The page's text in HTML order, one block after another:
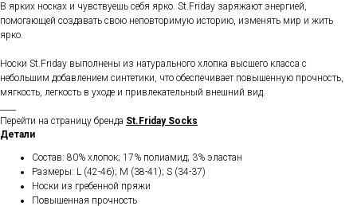
В ярких носках и чувствуешь себя ярко. St.Friday заряжают энергией,
помогающей создавать свою неповторимую историю, изменять мир и жить
ярко.
Носки St.Friday выполнены из натурального хлопка высшего класса с
небольшим добавлением синтетики, что обеспечивает повышенную прочность,
мягкость, легкость в уходе и привлекательный внешний вид.
Перейти на страницу бренда St.Friday Socks
Детали
Состав: 80% хлопок; 17% полиамид; 3% эластан
Размеры: L (42-46); M (38-41); S (34-37)
Носки из гребенной пряжи
Повышенная прочность